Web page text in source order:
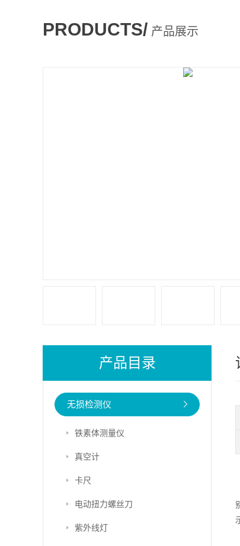
PRODUCTS/ 产品展示
产品目录
无损检测仪
铁素体测量仪
真空计
卡尺
电动扭力螺丝刀
紫外线灯